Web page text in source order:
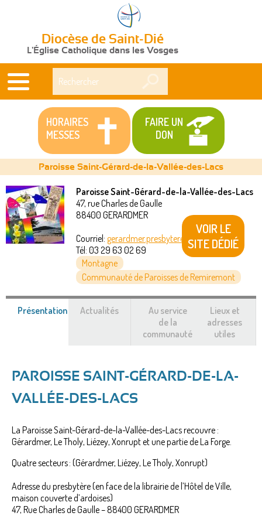
Diocèse de Saint-Dié
L'Église Catholique dans les Vosges
HORAIRES
MESSES
FAIRE UN
DON
Vous
êtes
Paroisse Saint-Gérard-de-la-Vallée-des-Lacs
Paroisse Saint-Gérard-de-la-Vallée-des-Lacs
47, rue Charles de Gaulle
88400 GERARDMER
Courriel: gerardmer.presbytere@akeonet.com
Tél: 03 29 63 02 69
Montagne
Communauté de Paroisses de Remiremont
VOIR LE
SITE DÉDIÉ
Présentation (onglet
Actualités
Au service
de la
communauté
Lieux et
adresses
utiles
PAROISSE SAINT-GÉRARD-DE-LA-
VALLÉE-DES-LACS
La Paroisse Saint-Gérard-de-la-Vallée-des-Lacs recouvre :
Gérardmer, Le Tholy, Liézey, Xonrupt et une partie de La Forge.
Quatre secteurs : (Gérardmer, Liézey, Le Tholy, Xonrupt)
Adresse du presbytère (en face de la librairie de l’Hôtel de Ville,
maison couverte d’ardoises)
47, Rue Charles de Gaulle – 88400 GERARDMER